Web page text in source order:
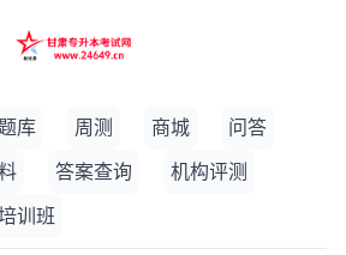
库 周测 商城
问答
答案查询
机构评测
训班